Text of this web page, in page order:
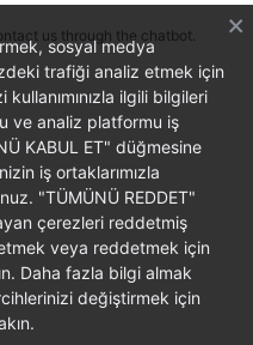
us through the chatbot.
sosyal medya
trafiği analiz etmek için
kullanımınızla ilgili bilgileri
ve analiz platformu iş
KABUL ET" düğmesine
iş ortaklarımızla
"TÜMÜNÜ REDDET"
çerezleri reddetmiş
veya reddetmek için
Daha fazla bilgi almak
değiştirmek için